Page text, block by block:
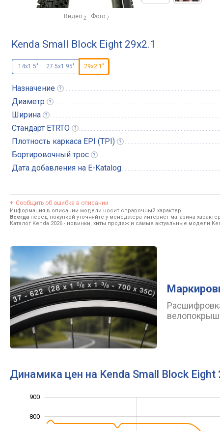
Видео 2 Фото 7
Kenda Small Block Eight 29x2.1
14x1.5" 27.5x1.95" 29x2.1"
Назначение
Диаметр
Ширина
Стандарт ETRTO
Плотность каркаса EPI (TPI)
Бортировочный трос
Дата добавления на E-Katalog
Сообщить об ошибке в описании
Информация в описании модели носит справочный характер.
Всегда перед покупкой уточняйте у менеджера интернет-магазина
Каталог Kenda 2026 - новинки, хиты продаж и самые актуальные модели
Динамика цен на Kenda Small Block Eight
800
900